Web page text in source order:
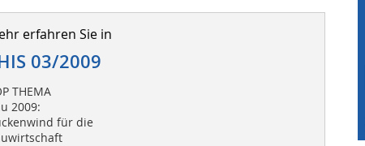
erfahren Sie in
03/2009
THEMA
2009:
für die